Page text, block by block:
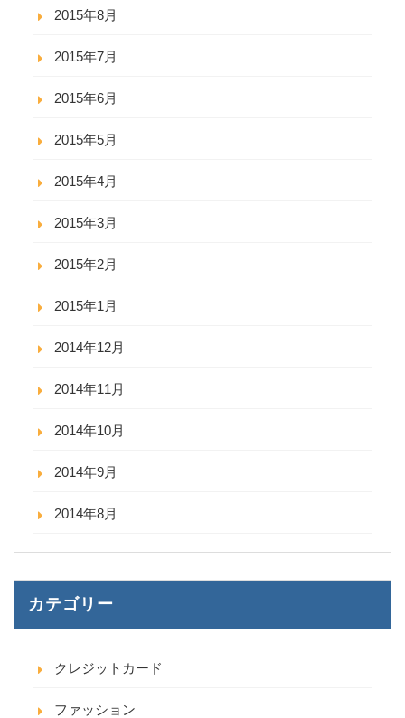
2015年8月
2015年7月
2015年6月
2015年5月
2015年4月
2015年3月
2015年2月
2015年1月
2014年12月
2014年11月
2014年10月
2014年9月
2014年8月
カテゴリー
クレジットカード
ファッション